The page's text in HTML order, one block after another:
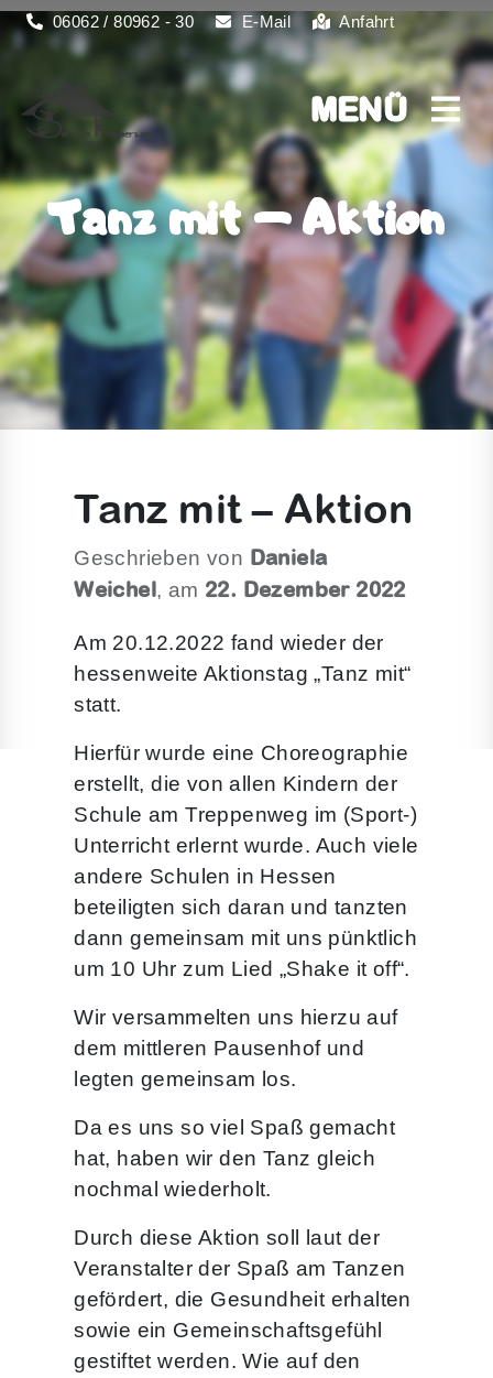
06062 / 80962 - 30 E-Mail Anfahrt
MENÜ
MENÜ
Tanz mit – Aktion
Tanz mit – Aktion
Geschrieben von Daniela
Weichel, am 22. Dezember 2022
Am 20.12.2022 fand wieder der
hessenweite Aktionstag „Tanz mit“
statt.
Hierfür wurde eine Choreographie
erstellt, die von allen Kindern der
Schule am Treppenweg im (Sport-)
Unterricht erlernt wurde. Auch viele
andere Schulen in Hessen
beteiligten sich daran und tanzten
dann gemeinsam mit uns pünktlich
um 10 Uhr zum Lied „Shake it off“.
Wir versammelten uns hierzu auf
dem mittleren Pausenhof und
legten gemeinsam los.
Da es uns so viel Spaß gemacht
hat, haben wir den Tanz gleich
nochmal wiederholt.
Durch diese Aktion soll laut der
Veranstalter der Spaß am Tanzen
gefördert, die Gesundheit erhalten
sowie ein Gemeinschaftsgefühl
gestiftet werden. Wie auf den